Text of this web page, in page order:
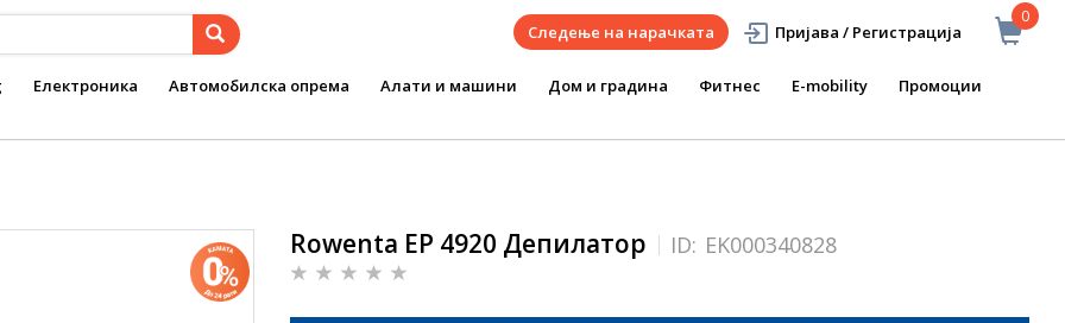
0
Следење на нарачката Пријава / Регистрација
Електроника Автомобилска опрема Алати и машини Дом и градина Фитнес E-mobility Промоции
Rowenta EP 4920 Депилатор ID: EK000340828